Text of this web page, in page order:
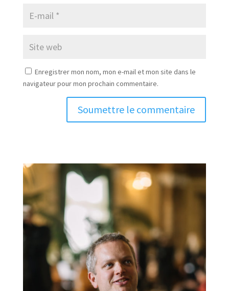
Enregistrer mon nom, mon e-mail et mon site dans le
navigateur pour mon prochain commentaire.
Soumettre le commentaire